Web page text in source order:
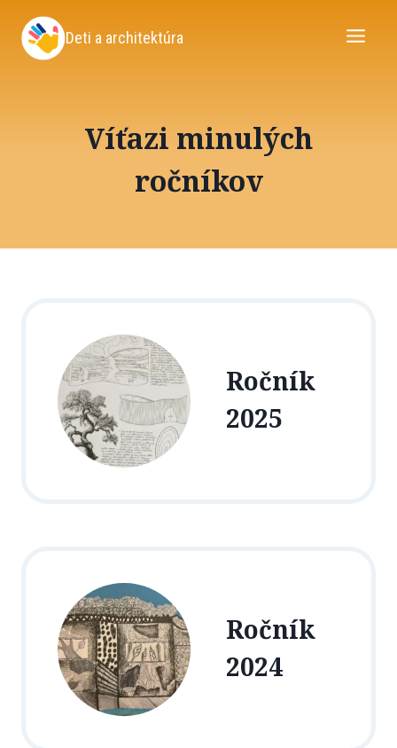
content
Deti a architektúra
Víťazi minulých
ročníkov
Ročník
2025
Ročník
2024